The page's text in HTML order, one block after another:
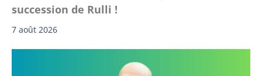
succession de Rulli !
7 août 2026